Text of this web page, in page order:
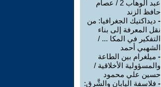
عبد الوهاب 2 / عصام
حافظ الزند
- ديداكتيك الجغرافيا: من
نقل المعرفة إلى بناء
التفكير في المكا ... /
الشهبي أحمد
- ميلغرام بين الطاعة
والمسؤولية الأخلاقية /
حسين علي محمود
- فلاسفة اليابان والشَّرق: